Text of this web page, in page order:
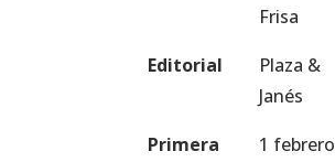
Frisa
Editorial
Plaza &
Janés
Primera
1 febrero